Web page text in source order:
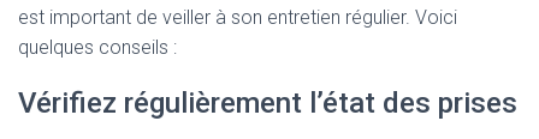
est important de veiller à son entretien régulier. Voici
quelques conseils :
Vérifiez régulièrement l’état des prises